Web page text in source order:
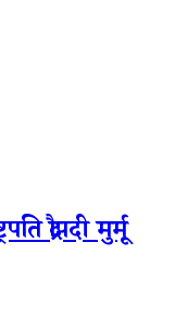
द्रौपदी मुर्मू